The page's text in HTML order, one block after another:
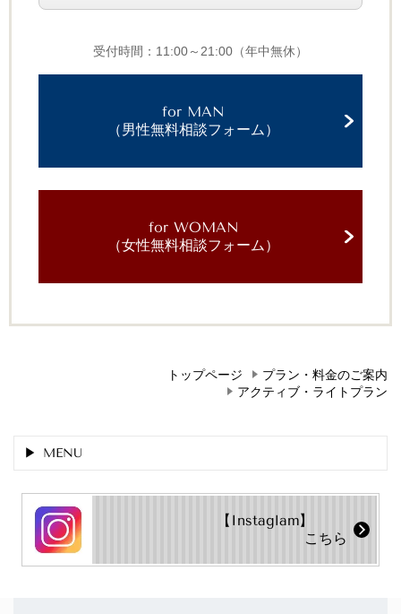
受付時間：11:00～21:00（年中無休）
for MAN
（男性無料相談フォーム）
for WOMAN
（女性無料相談フォーム）
トップページ
プラン・料金のご案内
アクティブ・ライトプラン
MENU
【Instaglam】
こちら